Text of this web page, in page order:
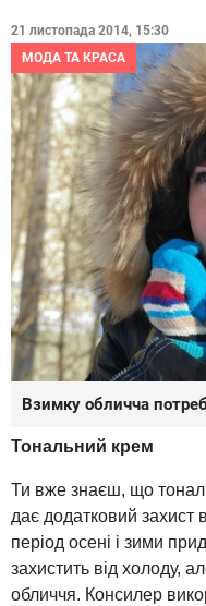
21 листопада 2014, 15:30
МОДА ТА КРАСА
Взимку обличча
Тональний крем
Ти вже знаєш, що
дає додатковий захист
період осені і зими
захистить від холоду,
обличчя. Консилер